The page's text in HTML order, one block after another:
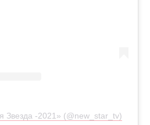
Звезда -2021» (@new_star_tv)